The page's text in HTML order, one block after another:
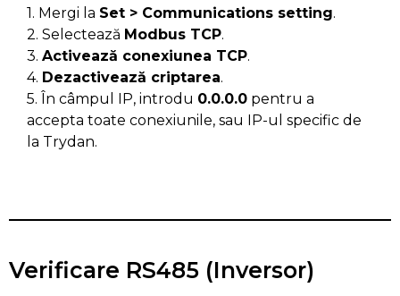
1. Mergi la Set > Communications setting.
2. Selectează Modbus TCP.
3. Activează conexiunea TCP.
4. Dezactivează criptarea.
5. În câmpul IP, introdu 0.0.0.0 pentru a
accepta toate conexiunile, sau IP-ul specific de
la Trydan.
Verificare RS485 (Inversor)